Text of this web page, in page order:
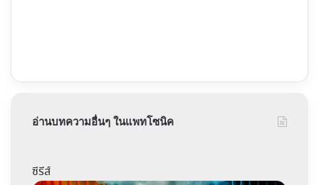
อ่านบทความอื่นๆ ในแพทโซนิค
ซีรีส์